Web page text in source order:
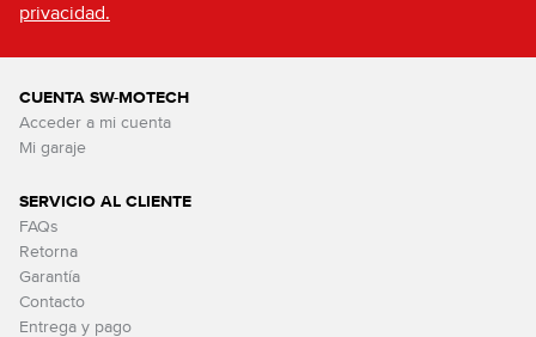
privacidad.
CUENTA SW-MOTECH
Acceder a mi cuenta
Mi garaje
SERVICIO AL CLIENTE
FAQs
Retorna
Garantía
Contacto
Entrega y pago